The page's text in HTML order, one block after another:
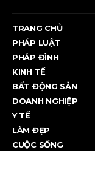
TRANG CHỦ
PHÁP LUẬT
PHÁP ĐÌNH
KINH TẾ
BẤT ĐỘNG SẢN
DOANH NGHIỆP
Y TẾ
LÀM ĐẸP
CUỘC SỐNG